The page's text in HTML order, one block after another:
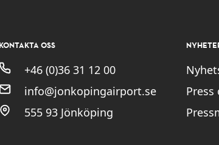
KONTAKTA OSS
+46 (0)36 31 12 00
info@jonkopingairport.se
555 93 Jönköping
Press